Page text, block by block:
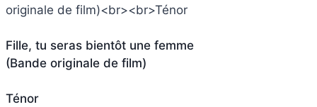
Fille, tu seras bientôt une femme
(Bande originale de film)
Ténor